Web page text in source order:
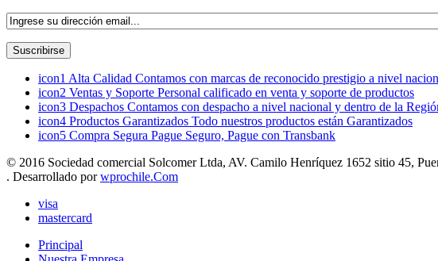
icon1 Alta Calidad Contamos con marcas de reconocido prestigio a nivel
icon2 Ventas y Soporte Personal calificado en venta y soporte de productos
icon3 Despachos Contamos con despacho a nivel nacional y dentro de la
icon4 Productos Garantizados Todo nuestros productos están Garantizados
icon5 Compra Segura Pague Seguro, Pague con Transbank
© 2016 Sociedad comercial Solcomer Ltda, AV. Camilo Henríquez 1652 sitio 45,
. Desarrollado porwprochile.Com
visa
mastercard
Principal